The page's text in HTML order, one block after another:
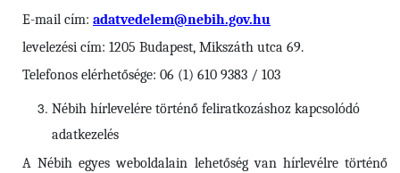
E-mail cím: adatvedelem@nebih.gov.hu
levelezési cím: 1205 Budapest, Mikszáth utca 69.
Telefonos elérhetősége: 06 (1) 610 9383 / 103
Nébih hírlevelére történő feliratkozáshoz kapcsolódó
adatkezelés
A Nébih egyes weboldalain lehetőség van hírlevélre történő